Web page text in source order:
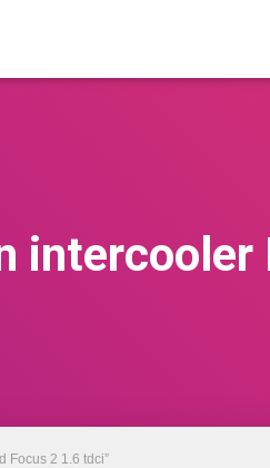
intercooler
Focus 2 1.6 tdci”